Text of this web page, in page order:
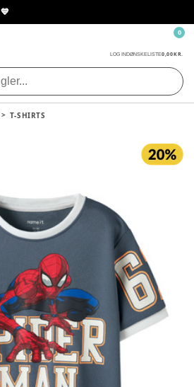
LOG INDØNSKELISTE0,00 KR.
0
T-SHIRTS